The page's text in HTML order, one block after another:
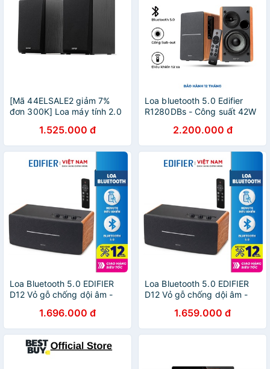
[Mã 44ELSALE2 giảm 7%
đơn 300K] Loa máy tính 2.0
1.525.000 đ
Loa bluetooth 5.0 Edifier
R1280DBs - Công suất 42W
Điều khiển từ xa - Hàng
chính hãng
2.200.000 đ
Loa Bluetooth 5.0 EDIFIER
D12 Vỏ gỗ chống dội âm -
Stereo - Kèm remote điều
khiển
1.696.000 đ
Loa Bluetooth 5.0 EDIFIER
D12 Vỏ gỗ chống dội âm -
Stereo - Kèm remote điều
khiển
1.659.000 đ